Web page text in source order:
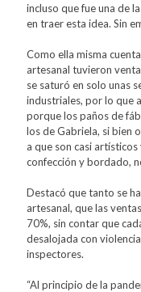
incluso que fue una de
en traer esta idea. Sin
Como ella misma
artesanal tuvieron
se saturó en solo unas
industriales, por lo que
porque los paños de
los de Gabriela, si bien
a que son casi
confección y bordado,
Destacó que tanto se
artesanal, que las
70%, sin contar que
desalojada con
inspectores.
“Al principio de la